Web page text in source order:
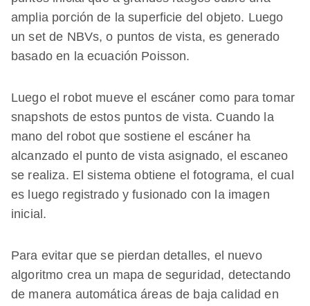
amplia porción de la superficie del objeto. Luego
un set de NBVs, o puntos de vista, es generado
basado en la ecuación Poisson.
Luego el robot mueve el escáner como para tomar
snapshots de estos puntos de vista. Cuando la
mano del robot que sostiene el escáner ha
alcanzado el punto de vista asignado, el escaneo
se realiza. El sistema obtiene el fotograma, el cual
es luego registrado y fusionado con la imagen
inicial.
Para evitar que se pierdan detalles, el nuevo
algoritmo crea un mapa de seguridad, detectando
de manera automática áreas de baja calidad en